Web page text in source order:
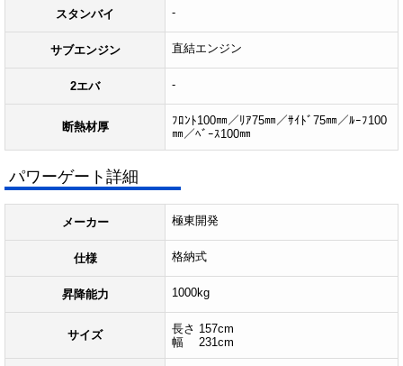
スタンバイ -
サブエンジン 直結エンジン
2エバ -
断熱材厚
ﾌﾛﾝﾄ100㎜／ﾘｱ75㎜／ｻｲﾄﾞ75㎜／ﾙｰﾌ100
㎜／ﾍﾞｰｽ100㎜
パワーゲート詳細
メーカー 極東開発
仕様 格納式
昇降能力 1000kg
サイズ
長さ 157cm
幅 231cm